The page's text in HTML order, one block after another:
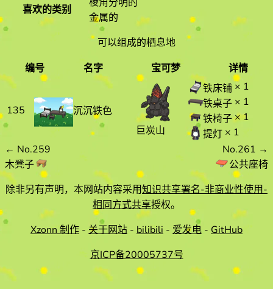
喜欢的类别
金属的
可以组成的栖息地
编号
名字 宝可梦
详情
编号
名字 宝可梦
详情
135
沉沉铁色
巨炭山
铁床铺× 1
铁桌子 × 1
铁椅子× 1
提灯 × 1
← No.259
木凳子
No.261 →
公共座椅
除非另有声明，本网站内容采用知识共享署名-非商业性使用-
相同方式共享授权。
Xzonn 制作 - 关于网站 - bilibili - 爱发电 - GitHub
京ICP备20005737号